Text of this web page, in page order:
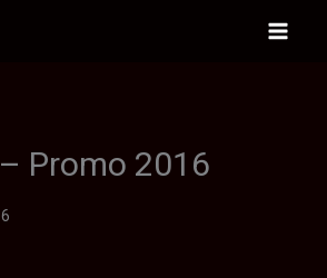
Main
Promo 2016